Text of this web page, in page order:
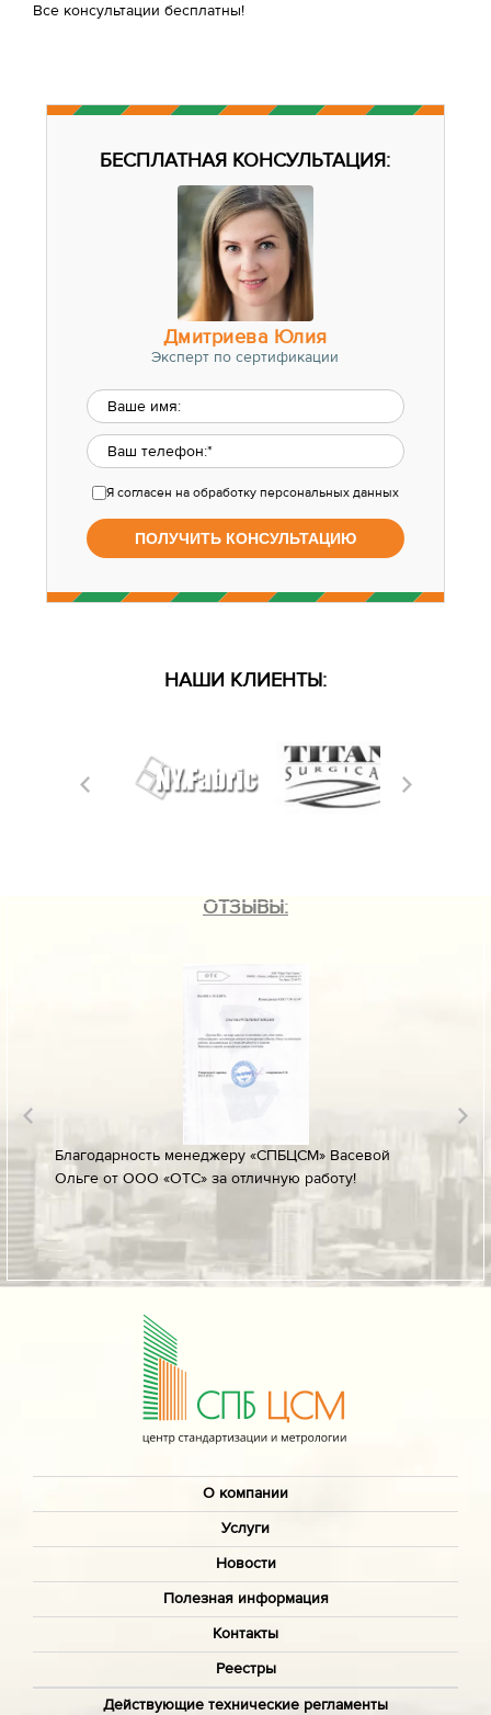
Все консультации бесплатны!
БЕСПЛАТНАЯ КОНСУЛЬТАЦИЯ:
Дмитриева Юлия
Эксперт по сертификации
Я согласен на обработку персональных данных
НАШИ КЛИЕНТЫ:
ОТЗЫВЫ:
Благодарность менеджеру «СПБЦСМ» Васевой
Ольге от ООО «ОТС» за отличную работу!
О компании
Услуги
Новости
Полезная информация
Контакты
Реестры
Действующие технические регламенты